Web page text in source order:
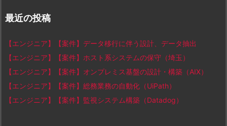
最近の投稿
【エンジニア】【案件】データ移行に伴う設計、データ抽出
【エンジニア】【案件】ホスト系システムの保守（埼玉）
【エンジニア】【案件】オンプレミス基盤の設計・構築（AIX）
【エンジニア】【案件】総務業務の自動化（UiPath）
【エンジニア】【案件】監視システム構築（Datadog）